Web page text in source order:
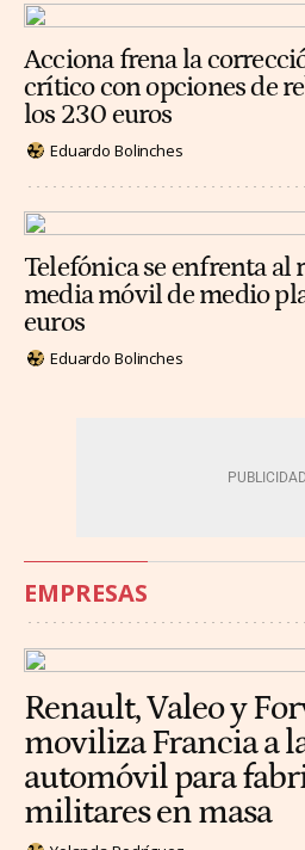
Acciona frena la
crítico con opciones de
los 230 euros
Eduardo Bolinches
Telefónica se enfrenta al
media móvil de medio
euros
Eduardo Bolinches
EMPRESAS
Renault, Valeo y
moviliza Francia a
automóvil para
militares en masa